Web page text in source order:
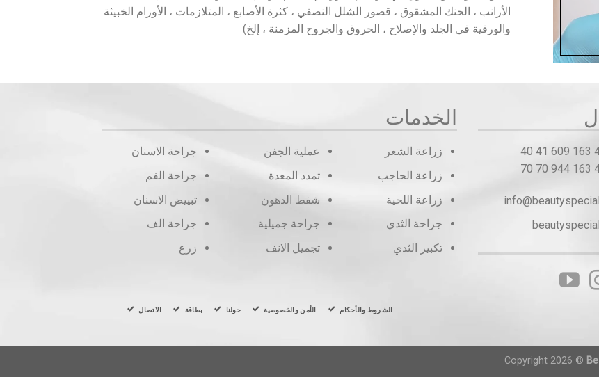
الأرانب ، الحنك المشقوق ، قصور الشلل النصفي ، كثرة الأصابع ، المتلازمات ، الأورام الخبيثة
والورقية في الجلد والإصلاح ، الحروق والجروح المزمنة ، إلخ)
الخدمات
زراعة الشعر
زراعة الحاجب
زراعة اللحية
جراحة الثدي
تكبير الثدي
عملية الجفن
تمدد المعدة
شفط الدهون
جراحة جميلية
تجميل الانف
جراحة الاسنان
جراحة الفم
تبييض الاسنان
جراحة الف
زرع
الشروط والأحكام الأمن والخصوصية حولنا بطاقة الاتصال
Copyright 2026 ©